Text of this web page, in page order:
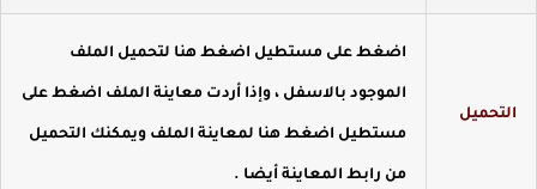
التحميل
اضغط على مستطيل اضغط هنا لتحميل الملف
الموجود بالاسفل ، وإذا أردت معاينة الملف اضغط على
مستطيل اضغط هنا لمعاينة الملف ويمكنك التحميل
من رابط المعاينة أيضا .